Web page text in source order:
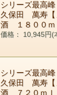
シリーズ最高
久保田 萬寿【
酒 １８００ｍ
価格： 10,945円(
シリーズ最高
久保田 萬寿【
酒 ７２０ｍｌ